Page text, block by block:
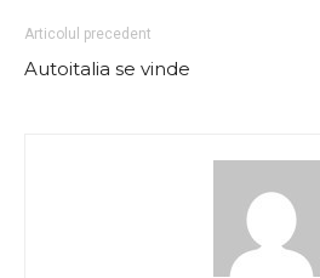
Articolul precedent
Autoitalia se vinde